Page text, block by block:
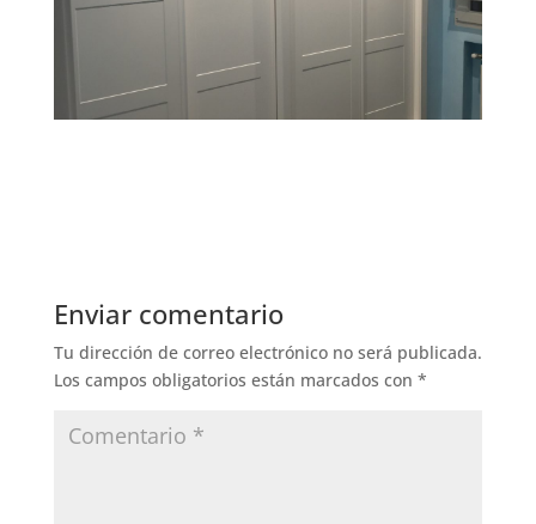
Enviar comentario
Tu dirección de correo electrónico no será publicada.
Los campos obligatorios están marcados con *